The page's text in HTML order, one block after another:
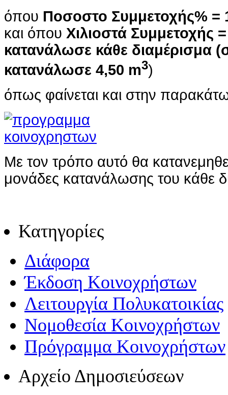
όπου Ποσοστο Συμμετοχής% =
και όπου Χιλιοστά Συμμετοχής
κατανάλωσε κάθε διαμέρισμα
κατανάλωσε 4,50 m3)
όπως φαίνεται και στην
Με τον τρόπο αυτό θα
μονάδες κατανάλωσης του κάθε
Κατηγορίες
Διάφορα
Έκδοση Κοινοχρήστων
Λειτουργία Πολυκατοικίας
Νομοθεσία Κοινοχρήστων
Πρόγραμμα Κοινοχρήστων
Αρχείο Δημοσιεύσεων